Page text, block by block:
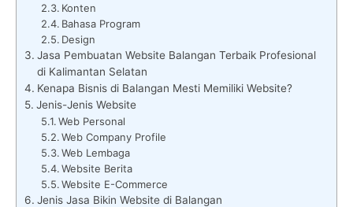
Konten
Bahasa Program
Design
Jasa Pembuatan Website Balangan Terbaik Profesional
di Kalimantan Selatan
Kenapa Bisnis di Balangan Mesti Memiliki Website?
Jenis-Jenis Website
Web Personal
Web Company Profile
Web Lembaga
Website Berita
Website E-Commerce
Jenis Jasa Bikin Website di Balangan